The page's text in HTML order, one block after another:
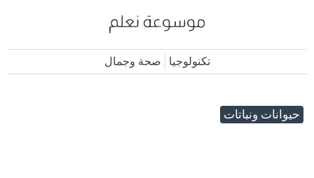
تكنولوجيا صحة وجمال
حيوانات ونباتات